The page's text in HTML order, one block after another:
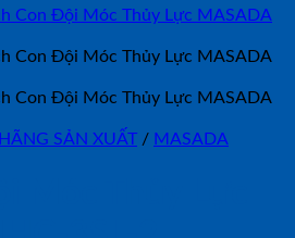
HÃNG SẢN XUẤT / MASADA